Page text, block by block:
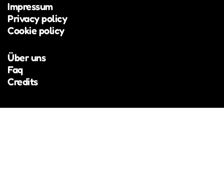
come una voce originale della scena locale.
Impressum
Privacy policy
Cookie policy
Über uns
Faq
Credits